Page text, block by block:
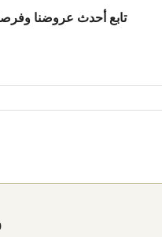
تابع أحدث عروضنا